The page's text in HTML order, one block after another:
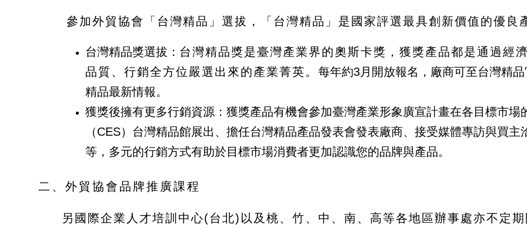
參加外貿協會「台灣精品」選拔，「台灣精品」是國家評選最具創新價值的優良
台灣精品獎選拔： 台灣精品獎是臺灣產業界的奧斯卡獎，獲獎產品都是通過經
品質、行銷全方位嚴選出來的產業菁英。 每年約3月開放報名，廠商可至台灣精
精品最新情報。
獲獎後擁有更多行銷資源：獲獎產品有機會參加臺灣產業形象廣宣計畫在各目標市
（CES）台灣精品館展出、擔任台灣精品產品發表會發表廠商、接受媒體專訪與買
等，多元的行銷方式有助於目標市場消費者更加認識您的品牌與產品。
二、外貿協會品牌推廣課程
另國際企業人才培訓中心(台北)以及桃、竹、中、南、高等各地區辦事處亦不定